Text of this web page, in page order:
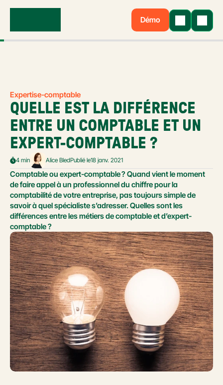
Démo
Expertise-comptable
QUELLE EST LA DIFFÉRENCE
ENTRE UN COMPTABLE ET UN
EXPERT-COMPTABLE ?
4 min Alice BledPublié le18 janv. 2021
Comptable ou expert-comptable ? Quand vient le moment
de faire appel à un professionnel du chiffre pour la
comptabilité de votre entreprise, pas toujours simple de
savoir à quel spécialiste s’adresser. Quelles sont les
différences entre les métiers de comptable et d’expert-
comptable ?